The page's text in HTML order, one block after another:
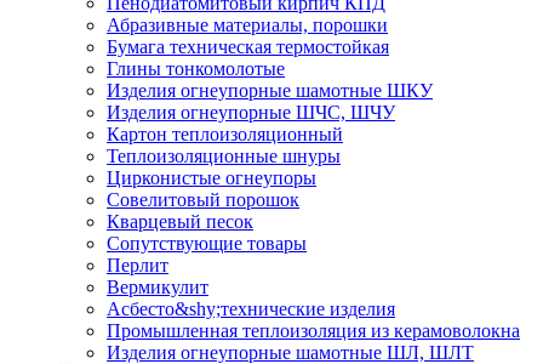
Абразивные материалы, порошки
Бумага техническая термостойкая
Глины тонкомолотые
Изделия огнеупорные шамотные ШКУ
Изделия огнеупорные ШЧС, ШЧУ
Картон теплоизоляционный
Теплоизоляционные шнуры
Цирконистые огнеупоры
Совелитовый порошок
Кварцевый песок
Сопутствующие товары
Перлит
Вермикулит
Асбесто&shy;технические изделия
Промышленная теплоизоляция из керамоволокна
Изделия огнеупорные шамотные ШЛ, ШЛТ